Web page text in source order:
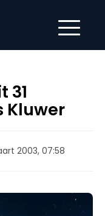
31
Kluwer
2003, 07:58